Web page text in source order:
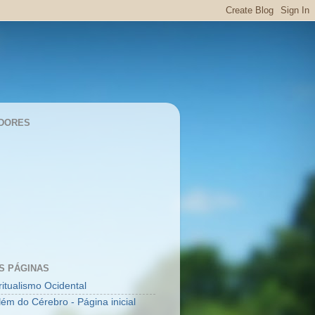
PÁGINAS
Ocidental
do Cérebro - Página inicial